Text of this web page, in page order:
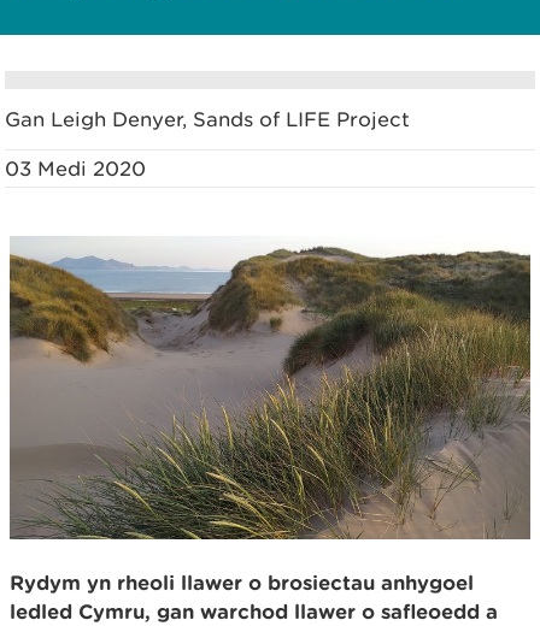
Gan Leigh Denyer, Sands of LIFE Project
03 Medi 2020
Rydym yn rheoli llawer o brosiectau anhygoel
ledled Cymru, gan warchod llawer o safleoedd a